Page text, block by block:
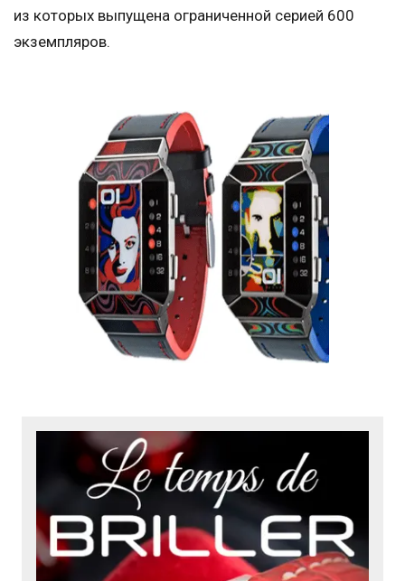
из которых выпущена ограниченной серией 600
экземпляров.